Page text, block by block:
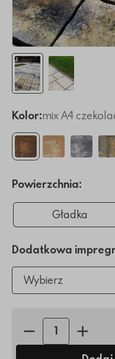
Kolor:mix A4
Powierzchnia:
Gładka
Dodatkowa
Wybierz
Ilość sztuk: